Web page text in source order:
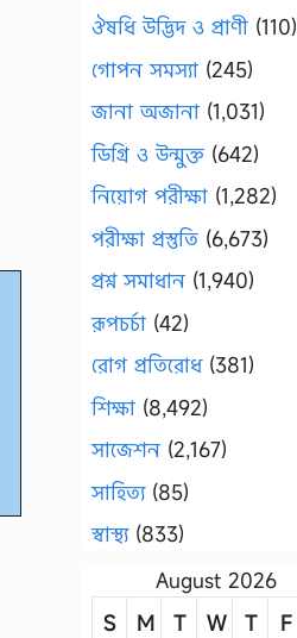
ঔষধি উদ্ভিদ ও প্রাণী (110)
গোপন সমস্যা (245)
জানা অজানা (1,031)
ডিগ্রি ও উন্মুক্ত (642)
নিয়োগ পরীক্ষা (1,282)
পরীক্ষা প্রস্তুতি (6,673)
প্রশ্ন সমাধান (1,940)
রূপচর্চা (42)
রোগ প্রতিরোধ(381)
শিক্ষা (8,492)
সাজেশন (2,167)
সাহিত্য(85)
স্বাস্থ্য(833)
August 2026
S
M T W T F